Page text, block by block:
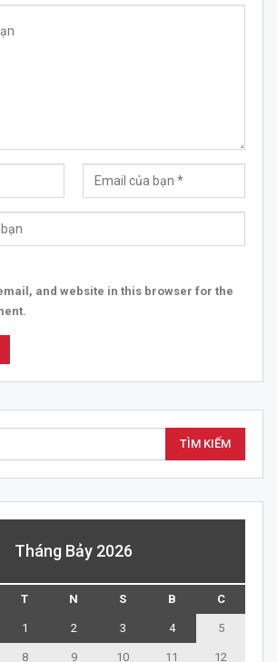
and website in this browser for the
Tháng Bảy 2026
T N S B C
1 2 3 4 5
8 9 10 11 12